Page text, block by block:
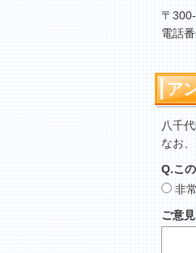
〒
電話
ア
八千
なお
Q.こ
非
ご意